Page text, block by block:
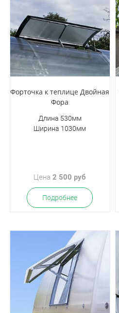
Форточка к теплице Двойная
Фора
Длина 530мм
Ширина 1030мм
Цена2 500 руб
Подробнее